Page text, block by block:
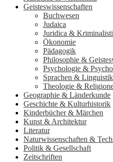
Geisteswissenschaften
Buchwesen
Judaica
Juridica &
Ökonomie
Pädagogik
Philosophie &
Psychologie &
Sprachen & Linguistik
Theologie &
Geographie & Länderkunde
Geschichte & Kulturhistorik
Kinderbücher & Märchen
Kunst & Architektur
Literatur
Naturwissenschaften &
Politik & Gesellschaft
Zeitschriften